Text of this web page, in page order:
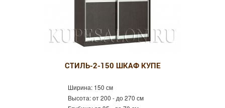
СТИЛЬ-2-150 ШКАФ КУПЕ
Ширина: 150 см
Высота:от 200 - до 270 см